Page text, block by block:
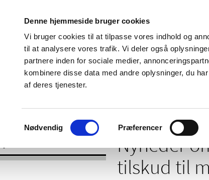
Denne hjemmeside bruger cookies
Vi bruger cookies til at tilpasse vores indhold og
til at analysere vores trafik. Vi deler også
partnere inden for sociale medier,
kombinere disse data med andre oplysninger, du
af deres tjenester.
Samtykkevalg
Nødvendig Præferencer
Godkendelse og
Bivirkninger og
produktinformation
Nyheder
tilskud til